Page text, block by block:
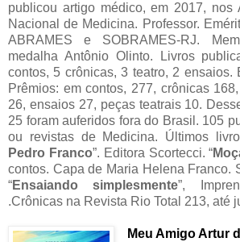
publicou artigo médico, em 2017, nos
Nacional de Medicina. Professor.
ABRAMES e SOBRAMES-RJ.
medalha Antônio Olinto. Livros
contos, 5 crônicas, 3 teatro, 2 ensaios.
Prêmios: em contos, 277, crônicas
26, ensaios 27, peças teatrais 10.
25 foram auferidos fora do Brasil. 105
ou revistas de Medicina. Últimos
Pedro Franco”. Editora Scortecci. “
contos. Capa de Maria Helena Franco.
“Ensaiando simplesmente”,
.Crônicas na Revista Rio Total 213, até
Meu Amigo Artur